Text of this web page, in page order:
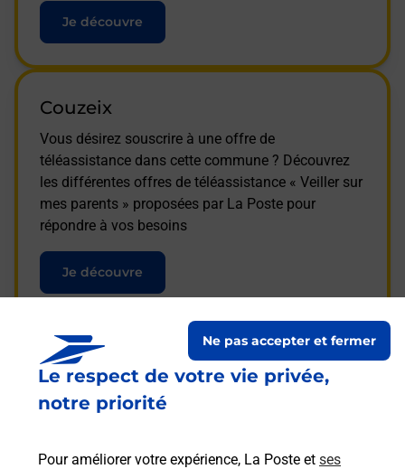
Le respect de votre vie privée,
notre priorité
Pour améliorer votre expérience, La Poste et ses
Ne pas accepter et fermer
Je découvre
Couzeix
Vous désirez souscrire à une offre de
téléassistance dans cette commune ? Découvrez
les différentes offres de téléassistance « Veiller sur
mes parents » proposées par La Poste pour
répondre à vos besoins
Je découvre
Questions fréquemment
posées